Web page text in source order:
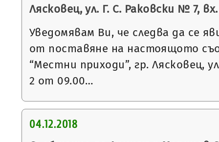
Лясковец, ул. Г. С. Раковски № 7,
Уведомявам Ви, че следва да се
от поставяне на настоящото
“Местни приходи”, гр. Лясковец,
2 от 09.00…
04.12.2018